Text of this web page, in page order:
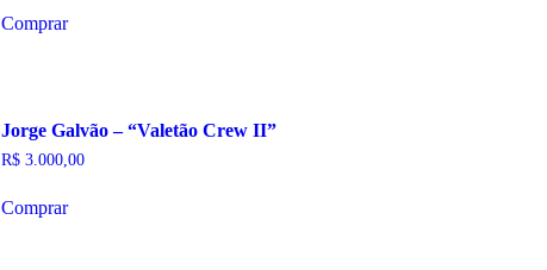
Comprar
Jorge Galvão – “Valetão Crew II”
R$3.000,00
Comprar